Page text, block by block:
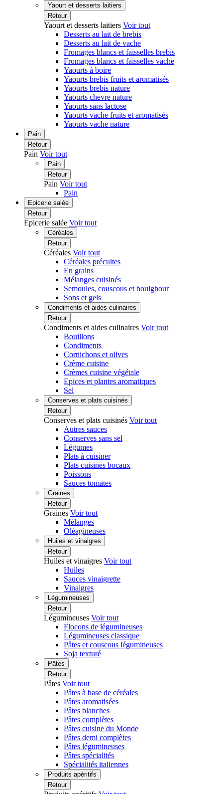
Yaourt et desserts laitiers
Retour
Yaourt et desserts laitiers Voir tout
Desserts au lait de brebis
Desserts au lait de vache
Fromages blancs et faisselles brebis
Fromages blancs et faisselles vache
Yaourts à boire
Yaourts brebis fruits et aromatisés
Yaourts brebis nature
Yaourts chevre nature
Yaourts sans lactose
Yaourts vache fruits et aromatisés
Yaourts vache nature
Pain
Retour
Pain Voir tout
Pain
Retour
Pain Voir tout
Pain
Epicerie salée
Retour
Epicerie salée Voir tout
Céréales
Retour
Céréales Voir tout
Céréales précuites
En grains
Mélanges cuisinés
Semoules, couscous et boulghour
Sons et gels
Condiments et aides culinaires
Retour
Condiments et aides culinaires Voir tout
Bouillons
Condiments
Cornichons et olives
Crème cuisine
Crèmes cuisine végétale
Epices et plantes aromatiques
Sel
Conserves et plats cuisinés
Retour
Conserves et plats cuisinés Voir tout
Autres sauces
Conserves sans sel
Légumes
Plats à cuisiner
Plats cuisines bocaux
Poissons
Sauces tomates
Graines
Retour
Graines Voir tout
Mélanges
Oléagineuses
Huiles et vinaigres
Retour
Huiles et vinaigres Voir tout
Huiles
Sauces vinaigrette
Vinaigres
Légumineuses
Retour
Légumineuses Voir tout
Flocons de légumineuses
Légumineuses classique
Pâtes et couscous légumineuses
Soja texturé
Pâtes
Retour
Pâtes Voir tout
Pâtes à base de céréales
Pâtes aromatisées
Pâtes blanches
Pâtes complètes
Pâtes cuisine du Monde
Pâtes demi complètes
Pâtes légumineuses
Pâtes spécialités
Spécialités italiennes
Produits apéritifs
Retour